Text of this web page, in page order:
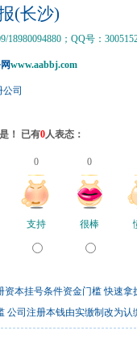
(长沙)
18980094880；QQ号：
www.aabbj.com
公司
！ 已有0人表态：
0 0
支持 很棒
资本挂号条件资金门槛 快速拿
公司注册本钱由实缴制改为认